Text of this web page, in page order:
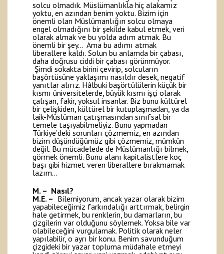
solcu olmadık. Müslümanlıkla hiç alakamız
yoktu, en azından benim yoktu. Bizim için
önemli olan Müslümanlığın solcu olmaya
engel olmadığını bir şekilde kabul etmek, veri
olarak almak ve bu yolda adım atmak. Bu
önemli bir şey… Ama bu adımı atmak
liberallere kaldı. Solun bu anlamda bir çabası,
daha doğrusu ciddi bir çabası görünmüyor.
Şimdi sokakta birini çevirip, solcuların
başörtüsüne yaklaşımı nasıldır desek, negatif
yanıtlar alırız. Hâlbuki başörtülülerin küçük bir
kısmı üniversitelerde, büyük kısmı işçi olarak
çalışan, fakir, yoksul insanlar. Biz bunu kültürel
bir çelişkiden, kültürel bir kutuplaşmadan, ya da
laik-Müslüman çatışmasından sınıfsal bir
temele taşıyabilmeliyiz. Bunu yapmadan
Türkiye’deki sorunları çözmemiz, en azından
bizim düşündüğümüz gibi çözmemiz, mümkün
değil. Bu mücadelede de Müslümanlığı bilmek,
görmek önemli. Bunu alanı kapitalistlere koç
başı gibi hizmet veren liberallere bırakmamak
lazım…
M. – Nasıl?
M.E. – Bilemiyorum, ancak yazar olarak bizim
yapabileceğimiz farkındalığı arttırmak, belirgin
hale getirmek, bu renklerin, bu damarların, bu
çizgilerin var olduğunu söylemek. Yoksa bile var
olabileceğini vurgulamak. Politik olarak neler
yapılabilir, o ayrı bir konu. Benim savunduğum
çizgideki bir yazar topluma müdahale etmeyi